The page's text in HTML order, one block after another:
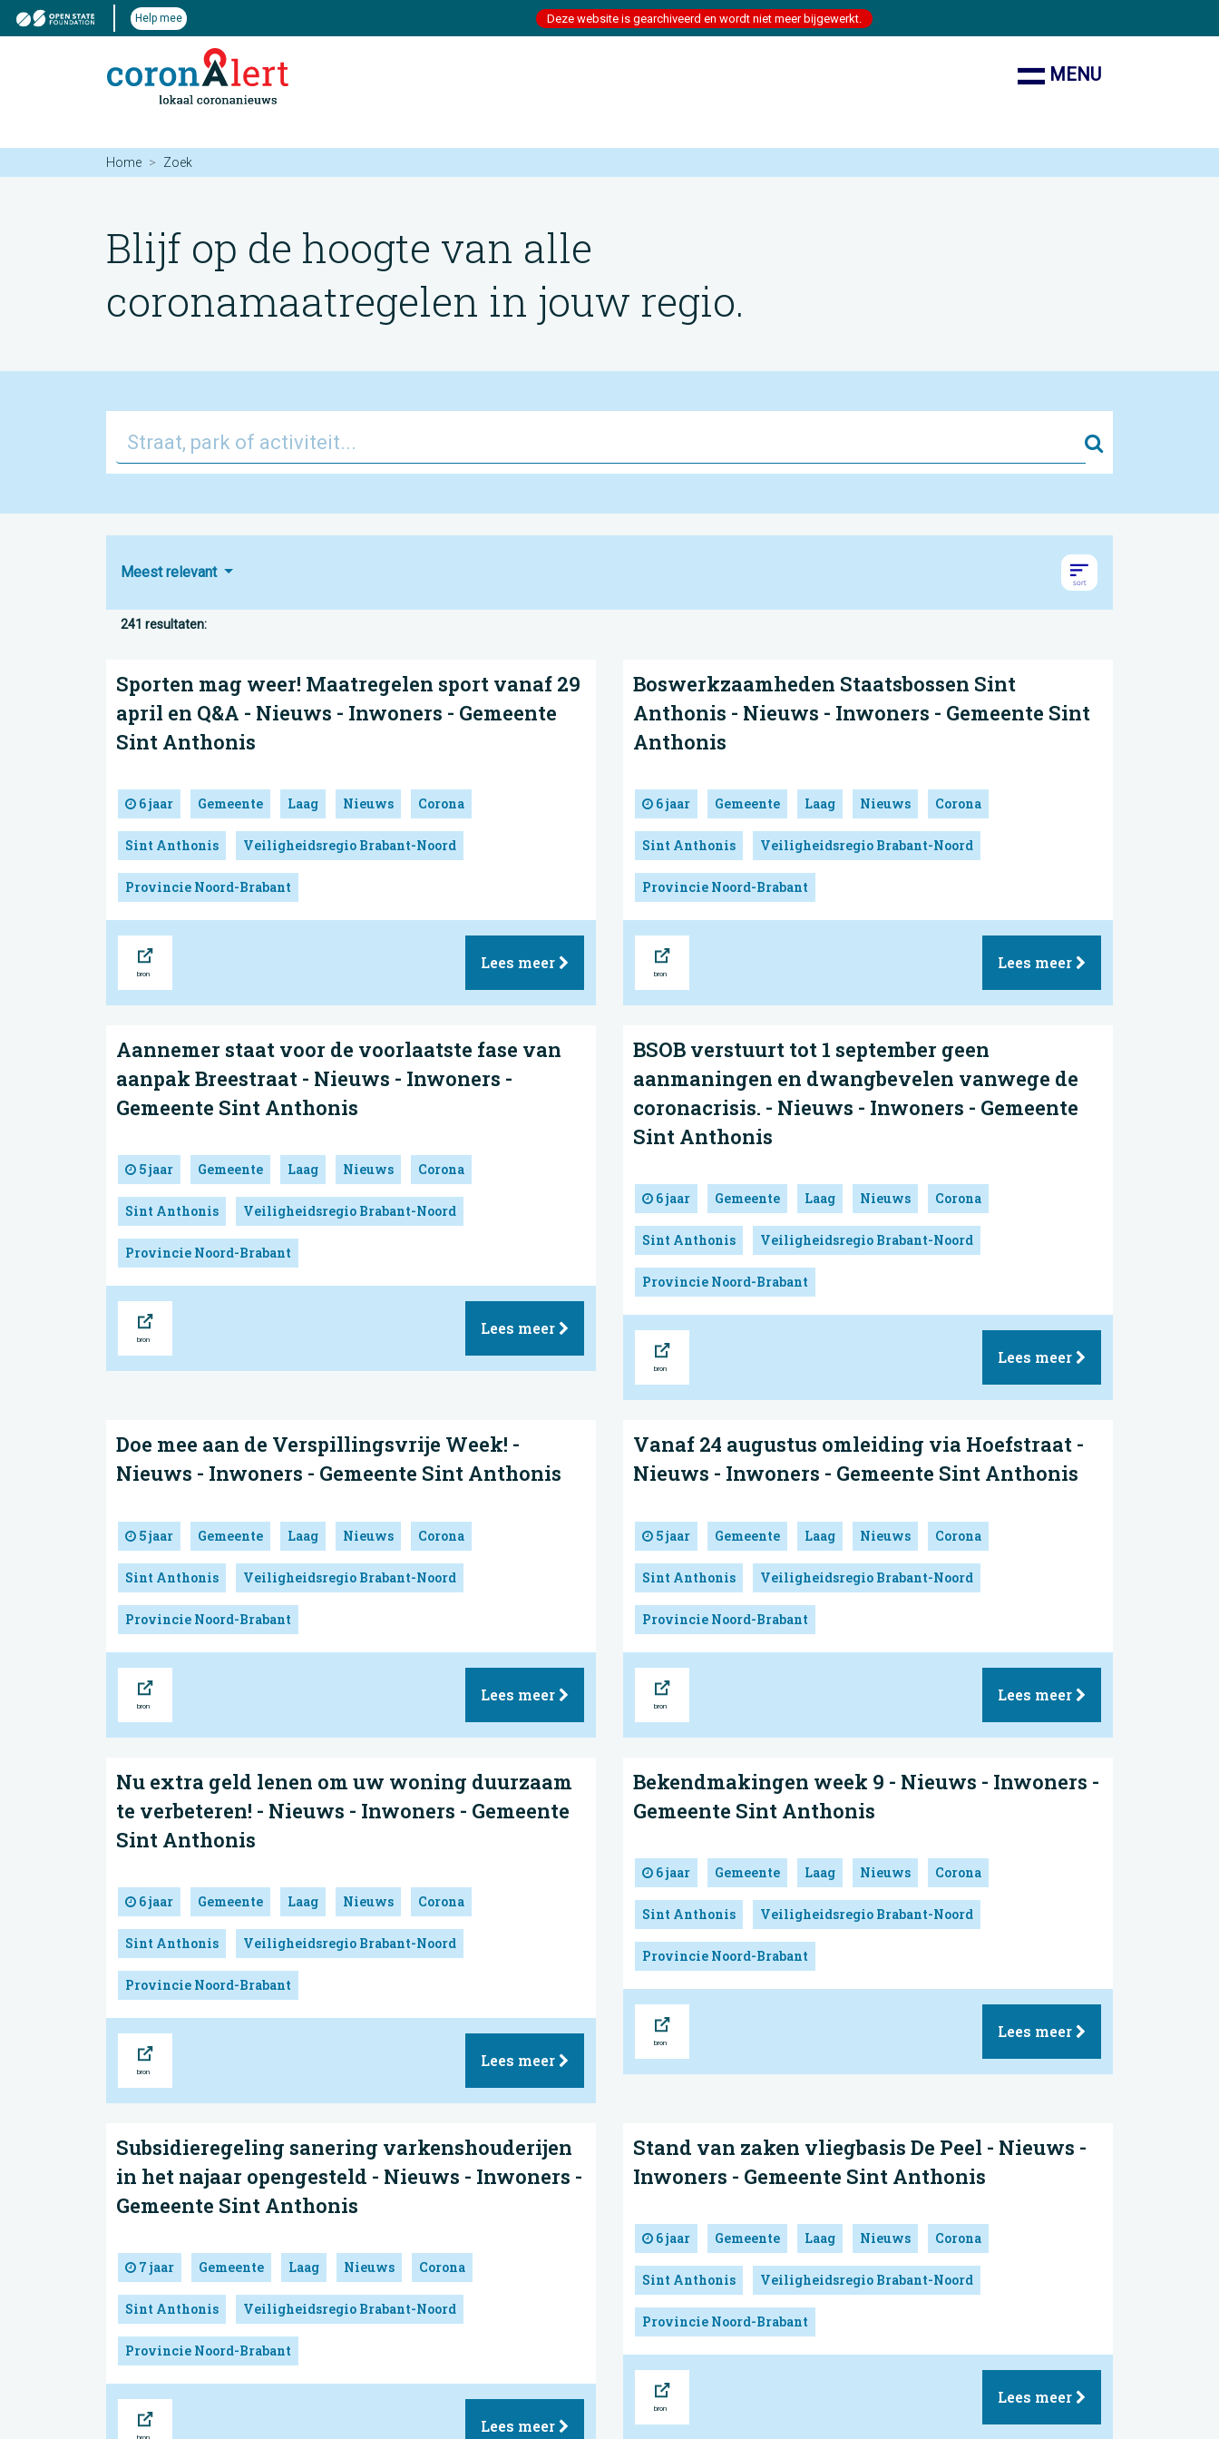
Help mee Deze website is gearchiveerd en wordt niet meer bijgewerkt.
MENU
Home Zoek
Blijf op de hoogte van alle
coronamaatregelen in jouw regio.
Zoek
Meest relevant
241 resultaten:
Sporten mag weer! Maatregelen sport vanaf 29
april en Q&A - Nieuws - Inwoners - Gemeente
Sint Anthonis
6 jaar Gemeente Laag Nieuws Corona
Sint Anthonis Veiligheidsregio Brabant-Noord
Provincie Noord-Brabant
Lees meer
Boswerkzaamheden Staatsbossen Sint
Anthonis - Nieuws - Inwoners - Gemeente Sint
Anthonis
6 jaar Gemeente Laag Nieuws Corona
Sint Anthonis Veiligheidsregio Brabant-Noord
Provincie Noord-Brabant
Lees meer
Aannemer staat voor de voorlaatste fase van
aanpak Breestraat - Nieuws - Inwoners -
Gemeente Sint Anthonis
5 jaar Gemeente Laag Nieuws Corona
Sint Anthonis Veiligheidsregio Brabant-Noord
Provincie Noord-Brabant
Lees meer
BSOB verstuurt tot 1 september geen
aanmaningen en dwangbevelen vanwege de
coronacrisis. - Nieuws - Inwoners - Gemeente
Sint Anthonis
6 jaar Gemeente Laag Nieuws Corona
Sint Anthonis Veiligheidsregio Brabant-Noord
Provincie Noord-Brabant
Lees meer
Doe mee aan de Verspillingsvrije Week! -
Nieuws - Inwoners - Gemeente Sint Anthonis
5 jaar Gemeente Laag Nieuws Corona
Sint Anthonis Veiligheidsregio Brabant-Noord
Provincie Noord-Brabant
Lees meer
Vanaf 24 augustus omleiding via Hoefstraat -
Nieuws - Inwoners - Gemeente Sint Anthonis
5 jaar Gemeente Laag Nieuws Corona
Sint Anthonis Veiligheidsregio Brabant-Noord
Provincie Noord-Brabant
Lees meer
Nu extra geld lenen om uw woning duurzaam
te verbeteren! - Nieuws - Inwoners - Gemeente
Sint Anthonis
6 jaar Gemeente Laag Nieuws Corona
Sint Anthonis Veiligheidsregio Brabant-Noord
Provincie Noord-Brabant
Lees meer
Bekendmakingen week 9 - Nieuws - Inwoners -
Gemeente Sint Anthonis
6 jaar Gemeente Laag Nieuws Corona
Sint Anthonis Veiligheidsregio Brabant-Noord
Provincie Noord-Brabant
Lees meer
Subsidieregeling sanering varkenshouderijen
in het najaar opengesteld - Nieuws - Inwoners -
Gemeente Sint Anthonis
7 jaar Gemeente Laag Nieuws Corona
Sint Anthonis Veiligheidsregio Brabant-Noord
Provincie Noord-Brabant
Lees meer
Stand van zaken vliegbasis De Peel - Nieuws -
Inwoners - Gemeente Sint Anthonis
6 jaar Gemeente Laag Nieuws Corona
Sint Anthonis Veiligheidsregio Brabant-Noord
Provincie Noord-Brabant
Lees meer